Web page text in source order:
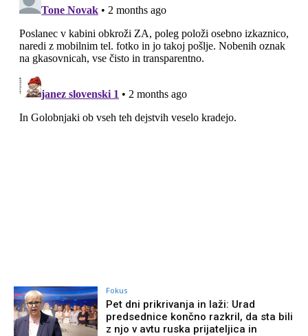
Fokus
Pet dni prikrivanja in laži: Urad
predsednice končno razkril, da sta bili
z njo v avtu ruska prijateljica in